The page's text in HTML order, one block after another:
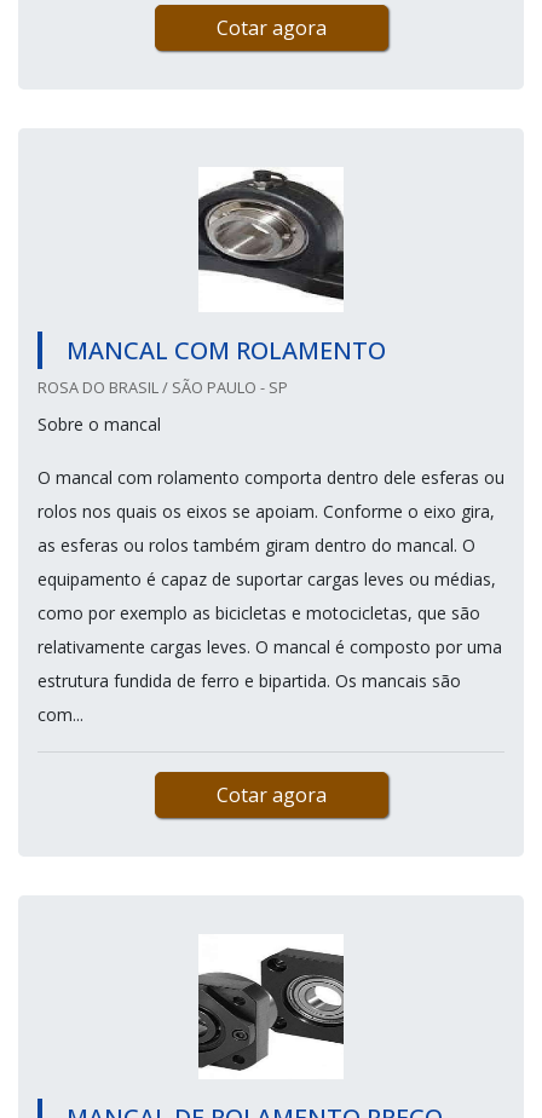
Cotar agora
MANCAL COM ROLAMENTO
ROSA DO BRASIL / SÃO PAULO - SP
Sobre o mancal
O mancal com rolamento comporta dentro dele esferas ou
rolos nos quais os eixos se apoiam. Conforme o eixo gira,
as esferas ou rolos também giram dentro do mancal. O
equipamento é capaz de suportar cargas leves ou médias,
como por exemplo as bicicletas e motocicletas, que são
relativamente cargas leves. O mancal é composto por uma
estrutura fundida de ferro e bipartida. Os mancais são
com...
Cotar agora